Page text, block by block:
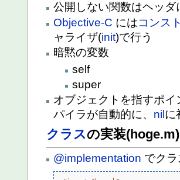
公開しない関数はヘッ
Objective-C にはコンス
ャライザ(init)で行う
暗黙の変数
self
super
オブジェクトを指すポ
パイラが自動的に、 nil に
クラスの実装(hoge.m)
@implementation でク